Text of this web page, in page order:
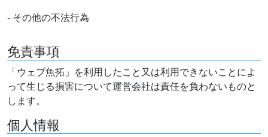
- その他の不法行為
免責事項
「ウェブ魚拓」を利用したこと又は利用できないことによ
って生じる損害について運営会社は責任を負わないものと
します。
個人情報